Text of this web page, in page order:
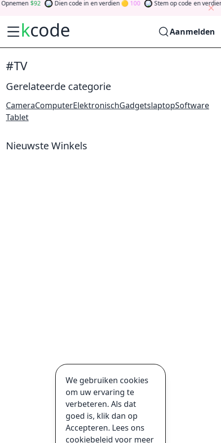
92 Dien code in en verdien 100 Stem op code en verdien
kcode Aanmelden
#TV
Gerelateerde categorie
CameraComputerElektronischGadgetslaptopSoftware
Tablet
Nieuwste Winkels
We gebruiken cookies
om uw ervaring te
verbeteren. Als dat
goed is, klik dan op
Accepteren. Lees ons
cookiebeleid voor meer